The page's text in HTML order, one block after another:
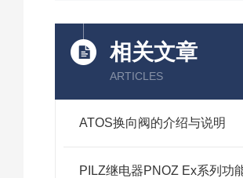
相关文章
ARTICLES
ATOS换向阀的介绍与说明
PILZ继电器PNOZ Ex系列功